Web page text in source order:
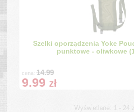
Szelki oporządzenia Yoke
punktowe - oliwkowe
cena:14.99
9.99 zł
Wyświetlane: 1 - 24